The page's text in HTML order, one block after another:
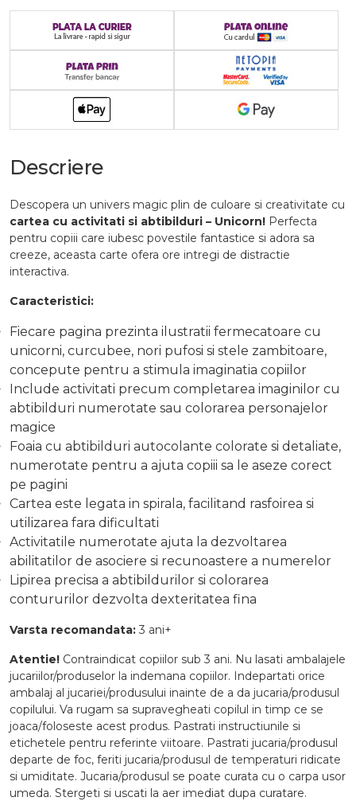
Descriere
Descopera un univers magic plin de culoare si creativitate cu
cartea cu activitati si abtibilduri – Unicorn! Perfecta
pentru copiii care iubesc povestile fantastice si adora sa
creeze, aceasta carte ofera ore intregi de distractie
interactiva.
Caracteristici:
Fiecare pagina prezinta ilustratii fermecatoare cu
unicorni, curcubee, nori pufosi si stele zambitoare,
concepute pentru a stimula imaginatia copiilor
Include activitati precum completarea imaginilor cu
abtibilduri numerotate sau colorarea personajelor
magice
Foaia cu abtibilduri autocolante colorate si detaliate,
numerotate pentru a ajuta copiii sa le aseze corect
pe pagini
Cartea este legata in spirala, facilitand rasfoirea si
utilizarea fara dificultati
Activitatile numerotate ajuta la dezvoltarea
abilitatilor de asociere si recunoastere a numerelor
Lipirea precisa a abtibildurilor si colorarea
contururilor dezvolta dexteritatea fina
Varsta recomandata: 3 ani+
Atentie! Contraindicat copiilor sub 3 ani. Nu lasati ambalajele
jucariilor/produselor la indemana copiilor. Indepartati orice
ambalaj al jucariei/produsului inainte de a da jucaria/produsul
copilului. Va rugam sa supravegheati copilul in timp ce se
joaca/foloseste acest produs. Pastrati instructiunile si
etichetele pentru referinte viitoare. Pastrati jucaria/produsul
departe de foc, feriti jucaria/produsul de temperaturi ridicate
si umiditate. Jucaria/produsul se poate curata cu o carpa usor
umeda. Stergeti si uscati la aer imediat dupa curatare.